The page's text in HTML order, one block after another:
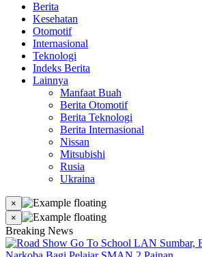
Berita
Kesehatan
Otomotif
Internasional
Teknologi
Indeks Berita
Lainnya
Manfaat Buah
Berita Otomotif
Berita Teknologi
Berita Internasional
Nissan
Mitsubishi
Rusia
Ukraina
×
×
Breaking News